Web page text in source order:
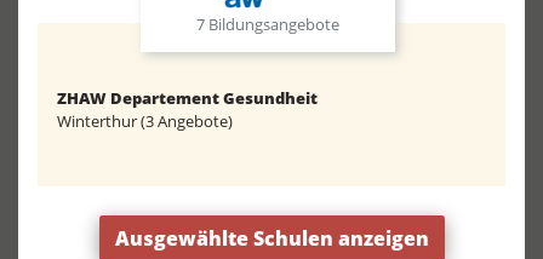
7 Bildungsangebote
ZHAW Departement Gesundheit
Winterthur (3 Angebote)
Ausgewählte Schulen anzeigen